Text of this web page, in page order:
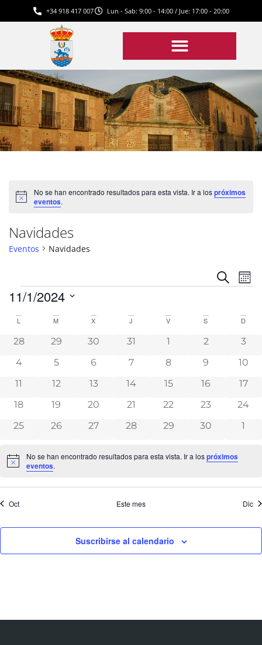
+34 918 417 007 Lun - Sab: 9:00 - 14:00 / Jue: 17:00 - 20:00
Aviso
No se han encontrado resultados para esta vista. Ir a lospróximos
eventos.
Navidades
Eventos Navidades
de
Eventos
Buscar
de
Mes
11/1/2024
fecha.
Calendario
de
L M X J V S D
0 eventos
28 0 eventos
29 0 eventos
30 0 eventos
31 0 eventos
1 0 eventos
2 0
3
0 eventos
4 0 eventos
5 0 eventos
6 0 eventos
7 0 eventos
8 0 eventos
9 0
10
0 eventos
11 0 eventos
12 0 eventos
13 0 eventos
14 0 eventos
15 0 eventos
16 0
17
0 eventos
18 0 eventos
19 0 eventos
20 0 eventos
21 0 eventos
22 0 eventos
23 0
24
0 eventos
25 0 eventos
26 0 eventos
27 0 eventos
28 0 eventos
29 0 eventos
30 0
1
Aviso
No se han encontrado resultados para esta vista. Ir a lospróximos
eventos.
Oct Este mes Dic
Suscribirse al calendario